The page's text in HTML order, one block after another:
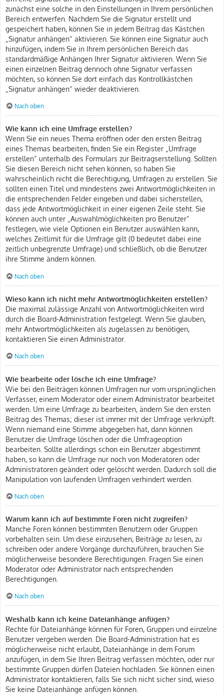
zunächst eine solche in den Einstellungen in Ihrem persönlichen
Bereich entwerfen. Nachdem Sie die Signatur erstellt und
gespeichert haben, können Sie in jedem Beitrag das Kästchen
„Signatur anhängen“ aktivieren. Sie können eine Signatur auch
hinzufügen, indem Sie in Ihrem persönlichen Bereich das
standardmäßige Anhängen Ihrer Signatur aktivieren. Wenn Sie
einen einzelnen Beitrag dennoch ohne Signatur verfassen
möchten, so können Sie dort einfach das Kontrollkästchen
„Signatur anhängen“ wieder deaktivieren.
Nach oben
Wie kann ich eine Umfrage erstellen?
Wenn Sie ein neues Thema eröffnen oder den ersten Beitrag
eines Themas bearbeiten, finden Sie ein Register „Umfrage
erstellen“ unterhalb des Formulars zur Beitragserstellung. Sollten
Sie diesen Bereich nicht sehen können, so haben Sie
wahrscheinlich nicht die Berechtigung, Umfragen zu erstellen. Sie
sollten einen Titel und mindestens zwei Antwortmöglichkeiten in
die entsprechenden Felder eingeben und dabei sicherstellen,
dass jede Antwortmöglichkeit in einer eigenen Zeile steht. Sie
können auch unter „Auswahlmöglichkeiten pro Benutzer“
festlegen, wie viele Optionen ein Benutzer auswählen kann,
welches Zeitlimit für die Umfrage gilt (0 bedeutet dabei eine
zeitlich unbegrenzte Umfrage) und schließlich, ob die Benutzer
ihre Stimme ändern können.
Nach oben
Wieso kann ich nicht mehr Antwortmöglichkeiten erstellen?
Die maximal zulässige Anzahl von Antwortmöglichkeiten wird
durch die Board-Administration festgelegt. Wenn Sie glauben,
mehr Antwortmöglichkeiten als zugelassen zu benötigen,
kontaktieren Sie einen Administrator.
Nach oben
Wie bearbeite oder lösche ich eine Umfrage?
Wie bei den Beiträgen können Umfragen nur vom ursprünglichen
Verfasser, einem Moderator oder einem Administrator bearbeitet
werden. Um eine Umfrage zu bearbeiten, ändern Sie den ersten
Beitrag des Themas; dieser ist immer mit der Umfrage verknüpft.
Wenn niemand eine Stimme abgegeben hat, dann können
Benutzer die Umfrage löschen oder die Umfrageoption
bearbeiten. Sollte allerdings schon ein Benutzer abgestimmt
haben, so kann die Umfrage nur noch von Moderatoren oder
Administratoren geändert oder gelöscht werden. Dadurch soll die
Manipulation von laufenden Umfragen verhindert werden.
Nach oben
Warum kann ich auf bestimmte Foren nicht zugreifen?
Manche Foren können bestimmten Benutzern oder Gruppen
vorbehalten sein. Um diese einzusehen, Beiträge zu lesen, zu
schreiben oder andere Vorgänge durchzuführen, brauchen Sie
möglicherweise besondere Berechtigungen. Fragen Sie einen
Moderator oder Administrator nach entsprechenden
Berechtigungen.
Nach oben
Weshalb kann ich keine Dateianhänge anfügen?
Rechte für Dateianhänge können für Foren, Gruppen und einzelne
Benutzer vergeben werden. Die Board-Administration hat es
möglicherweise nicht erlaubt, Dateianhänge in dem Forum
anzufügen, in dem Sie Ihren Beitrag verfassen möchten, oder nur
bestimmte Gruppen dürfen Dateien hochladen. Sie können einen
Administrator kontaktieren, falls Sie sich nicht sicher sind, wieso
Sie keine Dateianhänge anfügen können.